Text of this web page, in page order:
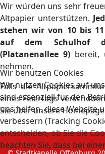
Wir würden uns sehr
Altpapier unterstützen.
stehen wir von 10 bis
auf dem Schulhof
(Platanenallee 9)bereit,
nehmen.
Falls die
eines Feiertags
Sie über unsere
Wir benutzen Cookies
Wir nutzen Cookies auf
sind essenziell für den
uns helfen, diese Website
verbessern (Tracking
entscheiden, ob Sie die
beachten Sie, dass bei